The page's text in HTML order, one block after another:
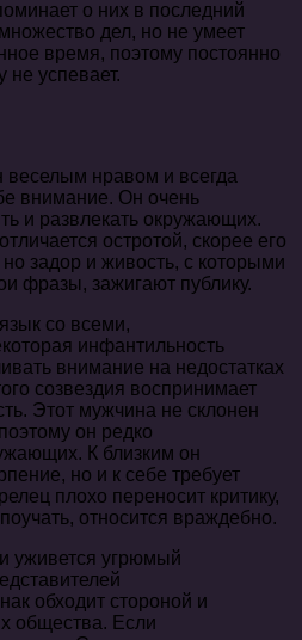
о них в последний
дел, но не умеет
время, поэтому постоянно
не успевает.
веселым нравом и всегда
внимание. Он очень
и развлекать окружающих.
остротой, скорее его
задор и живость, с которыми
фразы, зажигают публику.
со всеми,
инфантильность
внимание на недостатках
созвездия воспринимает
Этот мужчина не склонен
он редко
К близким он
но и к себе требует
плохо переносит критику,
относится враждебно.
уживется угрюмый
обходит стороной и
общества. Если